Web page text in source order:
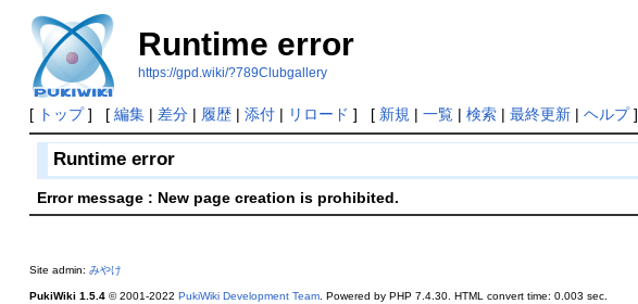
Runtime error
https://gpd.wiki/?789Clubgallery
[ トップ] [ 編集| 差分| 履歴| 添付| リロード ] [ 新規 | 一覧| 検索| 最終更新| ヘルプ]
Runtime error
Error message : New page creation is prohibited.
Site admin: みやけ
PukiWiki 1.5.4© 2001-2022 PukiWiki Development Team. Powered by PHP 7.4.30. HTML convert time: 0.003 sec.